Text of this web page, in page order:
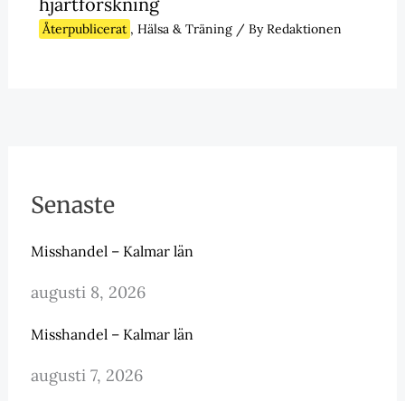
Återpublicerat , Hälsa & Träning/ ByRedaktionen
Senaste
Misshandel – Kalmar län
augusti 8, 2026
Misshandel – Kalmar län
augusti 7, 2026